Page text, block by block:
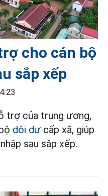
cho cán bộ
sắp xếp
trợ của trung ương,
dôi dư cấp xã, giúp
sau sắp xếp.